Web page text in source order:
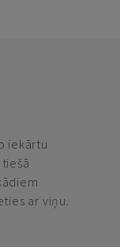
iekārtu
ar viņu.